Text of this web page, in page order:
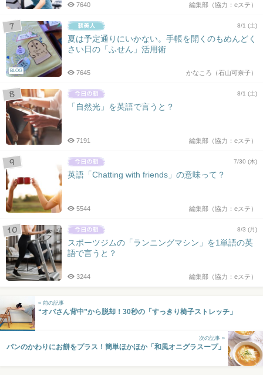
編集部（協力：eステ）
7640
BLOG
8/1 (土)
夏は予定通りにいかない。手帳を開くのもめんどく
さい日の「ふせん」活用術
かなころ（石山可奈子）
7645
8/1 (土)
「自然光」を英語で言うと？
編集部（協力：eステ）
7191
7/30 (木)
英語「Chatting with friends」の意味って？
編集部（協力：eステ）
5544
8/3 (月)
スポーツジムの「ランニングマシン」を1単語の英
語で言うと？
編集部（協力：eステ）
3244
« 前の記事
“オバさん背中”から脱却！30秒の「すっきり椅子ストレッチ」
次の記事 »
パンのかわりにお餅をプラス！簡単ほかほか「和風オニグラスープ」